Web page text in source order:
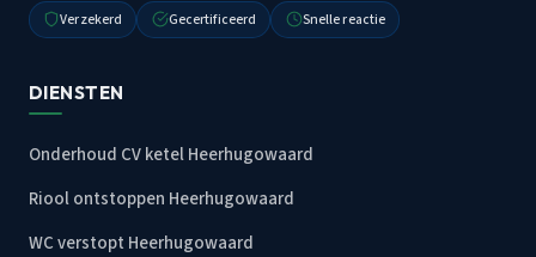
Verzekerd Gecertificeerd Snelle reactie
DIENSTEN
Onderhoud CV ketel Heerhugowaard
Riool ontstoppen Heerhugowaard
WC verstopt Heerhugowaard